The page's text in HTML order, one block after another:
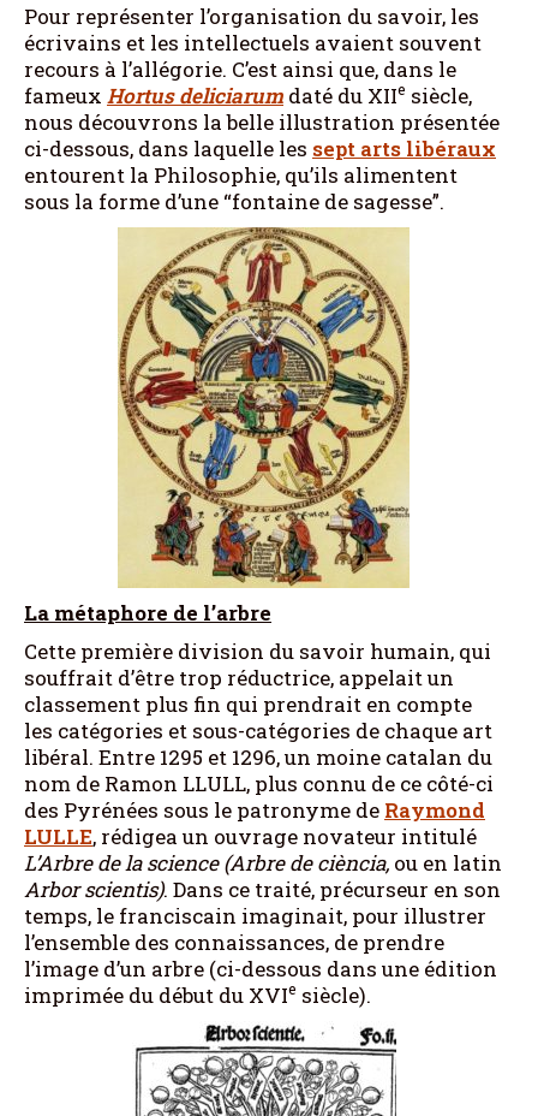
Pour représenter l’organisation du savoir, les
écrivains et les intellectuels avaient souvent
recours à l’allégorie. C’est ainsi que, dans le
fameux Hortus deliciarum daté du XIIe siècle,
nous découvrons la belle illustration présentée
ci-dessous, dans laquelle les sept arts libéraux
entourent la Philosophie, qu’ils alimentent
sous la forme d’une “fontaine de sagesse”.
La métaphore de l’arbre
Cette première division du savoir humain, qui
souffrait d’être trop réductrice, appelait un
classement plus fin qui prendrait en compte
les catégories et sous-catégories de chaque art
libéral. Entre 1295 et 1296, un moine catalan du
nom de Ramon LLULL, plus connu de ce côté-ci
des Pyrénées sous le patronyme de Raymond
LULLE, rédigea un ouvrage novateur intitulé
L’Arbre de la science (Arbre de ciència, ou en latin
Arbor scientis). Dans ce traité, précurseur en son
temps, le franciscain imaginait, pour illustrer
l’ensemble des connaissances, de prendre
l’image d’un arbre (ci-dessous dans une édition
imprimée du début du XVIe siècle).